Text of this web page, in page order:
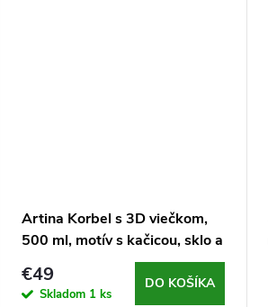
Artina Korbel s 3D viečkom,
500 ml, motív s kačicou, sklo a
€49
Skladom 1 ks
DO KOŠÍKA